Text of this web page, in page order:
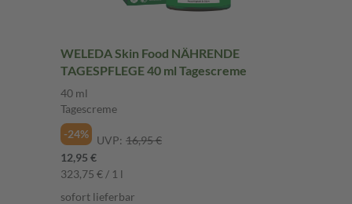
WELEDA Skin Food NÄHRENDE
TAGESPFLEGE 40 ml Tagescreme
40 ml
Tagescreme
-24%
UVP: 16,95 €
12,95 €
323,75 € / 1 l
sofort lieferbar